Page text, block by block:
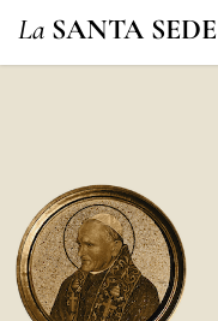
La SANTA SEDE